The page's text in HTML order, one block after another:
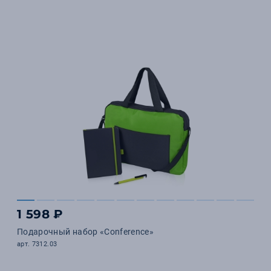
1 598 ₽
Подарочный набор «Conference»
арт. 7312.03